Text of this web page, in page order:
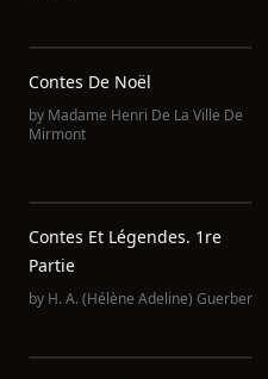
Contes De Noël
by Madame Henri De La Ville De
Contes Et Légendes. 1re
Partie
by H. A. (Hélène Adeline) Guerber